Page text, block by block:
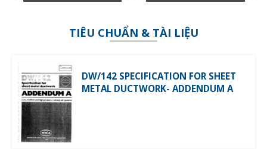
TIÊU CHUẨN & TÀI LIỆU
DW/142 SPECIFICATION FOR SHEET
METAL DUCTWORK- ADDENDUM A